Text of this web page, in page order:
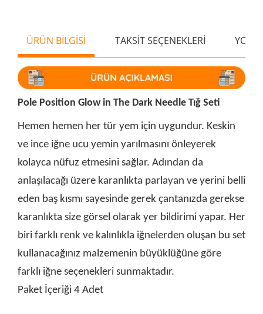
ÜRÜN BİLGİSİ TAKSİT SEÇENEKLERİ
Pole Position Glow in The Dark Needle Tığ Seti
Hemen hemen her tür yem için uygundur. Keskin
ve ince iğne ucu yemin yarılmasını önleyerek
kolayca nüfuz etmesini sağlar. Adından da
anlaşılacağı üzere karanlıkta parlayan ve yerini belli
eden baş kısmı sayesinde gerek çantanızda gerekse
karanlıkta size görsel olarak yer bildirimi yapar. Her
biri farklı renk ve kalınlıkla iğnelerden oluşan bu set
kullanacağınız malzemenin büyüklüğüne göre
farklı iğne seçenekleri sunmaktadır.
Paket İçeriği 4 Adet